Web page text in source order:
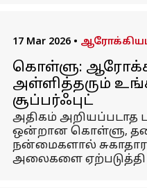
17 Mar 2026 •
கொள்ளு:
அள்ளித்தரும்
சூப்பர்ஃபுட்
அதிகம் அறியப்படாத
ஒன்றான கொள்ளு,
நன்மைகளால்
அலைகளை ஏற்படுத்தி